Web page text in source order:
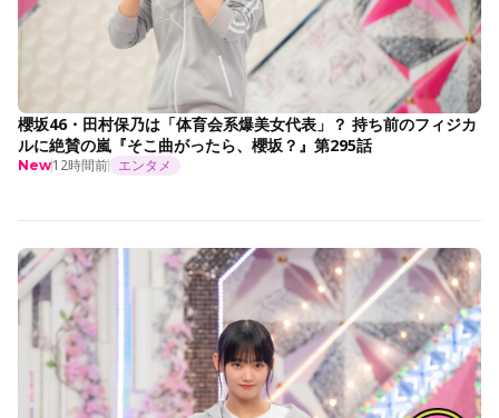
櫻坂46・田村保乃は「体育会系爆美女代表」？ 持ち前のフィジカ
ルに絶賛の嵐『そこ曲がったら、櫻坂？』第295話
New12時間前 エンタメ